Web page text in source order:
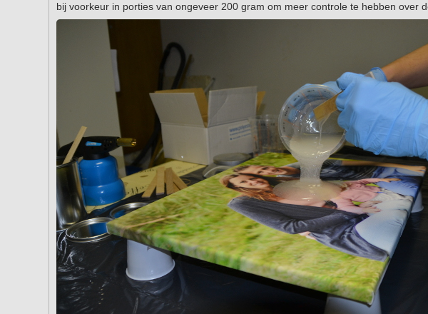
bij voorkeur in porties van ongeveer 200 gram om meer controle te hebben over